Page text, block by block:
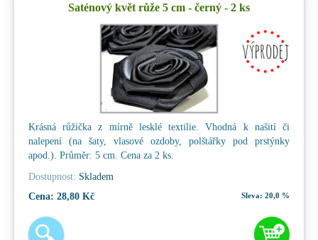
Saténový květ růže 5 cm - černý - 2 ks
Krásná růžička z mírně lesklé textilie. Vhodná k našití či
nalepení (na šaty, vlasové ozdoby, polštářky pod prstýnky
apod.). Průměr: 5 cm. Cena za 2 ks.
Dostupnost: Skladem
Cena: 28,80 Kč Sleva: 20,0 %